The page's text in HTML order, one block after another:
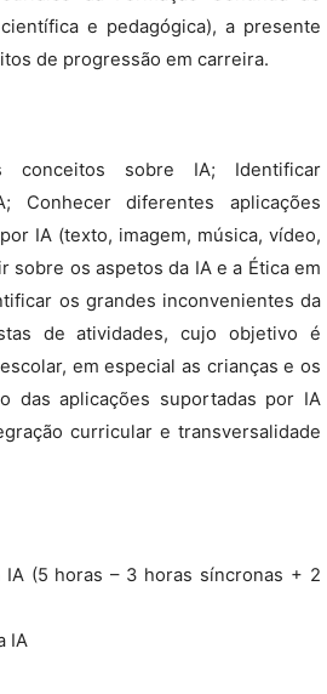
e pedagógica), a presente
de progressão em carreira.
conceitos sobre IA; Identificar
Conhecer diferentes aplicações
IA (texto, imagem, música, vídeo,
sobre os aspetos da IA e a Ética em
os grandes inconvenientes da
de atividades, cujo objetivo é
em especial as crianças e os
das aplicações suportadas por IA
curricular e transversalidade
(5 horas – 3 horas síncronas + 2
IA